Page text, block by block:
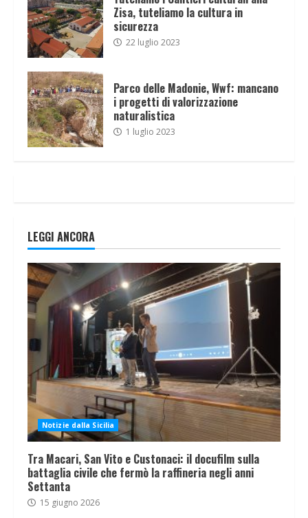
Zisa, tuteliamo la cultura in
sicurezza
22 luglio 2023
Parco delle Madonie, Wwf: mancano
i progetti di valorizzazione
naturalistica
1 luglio 2023
LEGGI ANCORA
Notizie dalla Sicilia
Tra Macari, San Vito e Custonaci: il docufilm sulla
battaglia civile che fermò la raffineria negli anni
Settanta
15 giugno 2026